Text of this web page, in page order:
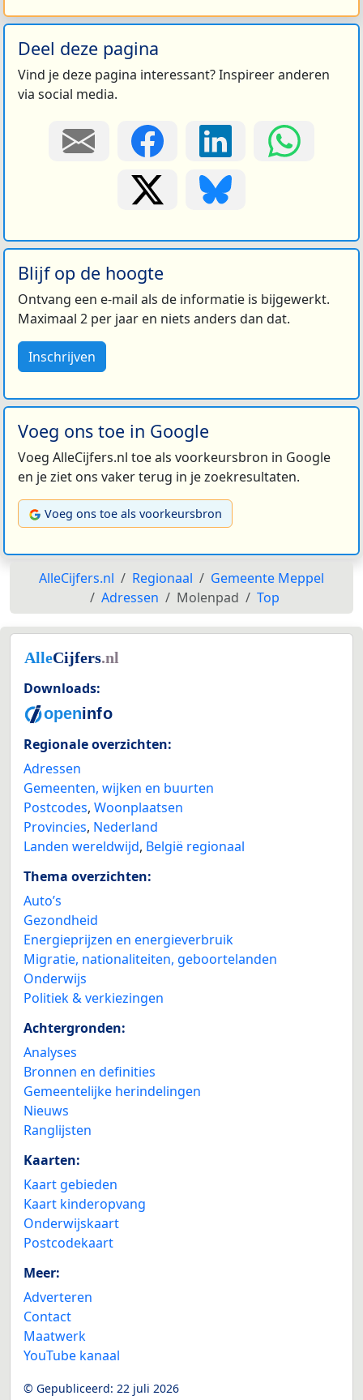
Deel deze pagina
Vind je deze pagina interessant? Inspireer anderen
via social media.
Blijf op de hoogte
Ontvang een e-mail als de informatie is bijgewerkt.
Maximaal 2 per jaar en niets anders dan dat.
Inschrijven
Voeg ons toe in Google
Voeg AlleCijfers.nl toe als voorkeursbron in Google
en je ziet ons vaker terug in je zoekresultaten.
Voeg ons toe als voorkeursbron
AlleCijfers.nl Regionaal
Gemeente Meppel
Adressen
Molenpad Top
Downloads:
Regionale overzichten:
Adressen
Gemeenten, wijken en buurten
Postcodes, Woonplaatsen
Provincies, Nederland
Landen wereldwijd, België regionaal
Thema overzichten:
Auto’s
Gezondheid
Energieprijzen en energieverbruik
Migratie, nationaliteiten, geboortelanden
Onderwijs
Politiek & verkiezingen
Achtergronden:
Analyses
Bronnen en definities
Gemeentelijke herindelingen
Nieuws
Ranglijsten
Kaarten:
Kaart gebieden
Kaart kinderopvang
Onderwijskaart
Postcodekaart
Meer:
Adverteren
Contact
Maatwerk
YouTube kanaal
© Gepubliceerd: 22 juli 2026